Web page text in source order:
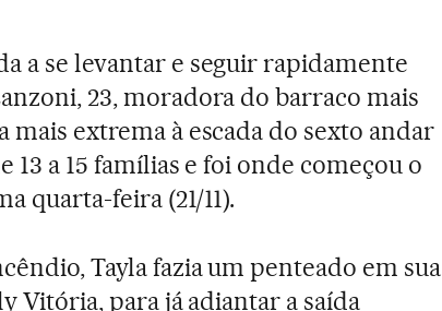
a se levantar e seguir rapidamente
23, moradora do barraco mais
mais extrema à escada do sexto andar
13 a 15 famílias e foi onde começou o
quarta-feira (21/11).
Tayla fazia um penteado em sua
Vitória, para já adiantar a saída